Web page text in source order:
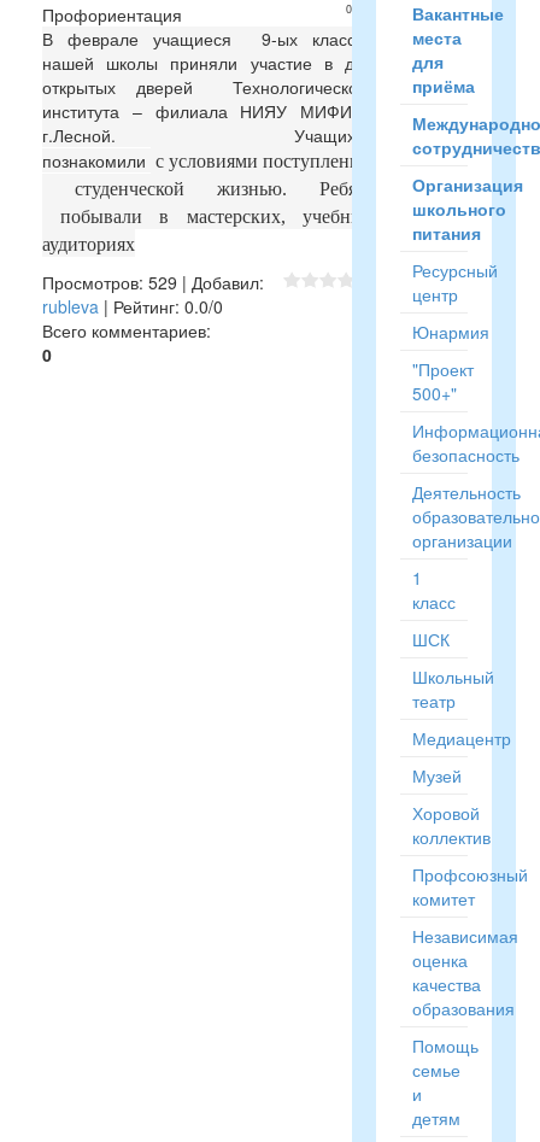
09:13
Профориентация
В феврале учащиеся 9-ых классов
нашей школы приняли участие в дне
открытых дверей Технологического
института – филиала НИЯУ МИФИ в
г.Лесной. Учащихся
познакомили с условиями поступления,
студенческой жизнью. Ребята
побывали в мастерских, учебных
аудиториях
Просмотров: 529 | Добавил:
rubleva | Рейтинг: 0.0/0
Всего комментариев:
0
Вакантные
места
для
приёма
Организация
школьного
питания
Ресурсный
центр
Юнармия
"Проект
500+"
безопасность
Деятельность
организации
1
класс
ШСК
Школьный
театр
Медиацентр
Музей
Хоровой
коллектив
Профсоюзный
комитет
Независимая
оценка
качества
образования
Помощь
семье
и
детям